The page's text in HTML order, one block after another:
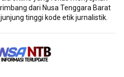
dari Nusa Tenggara Barat
tinggi kode etik jurnalistik.